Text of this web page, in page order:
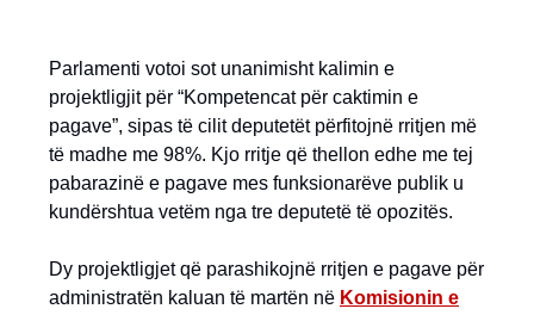
Parlamenti votoi sot unanimisht kalimin e
projektligjit për “Kompetencat për caktimin e
pagave”, sipas të cilit deputetët përfitojnë rritjen më
të madhe me 98%. Kjo rritje që thellon edhe me tej
pabarazinë e pagave mes funksionarëve publik u
kundërshtua vetëm nga tre deputetë të opozitës.
Dy projektligjet që parashikojnë rritjen e pagave për
administratën kaluan të martën në Komisionin e